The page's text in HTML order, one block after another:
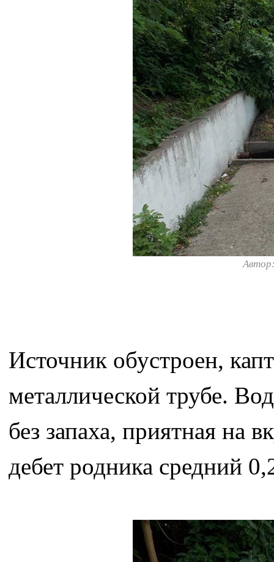
Источник обустроен,
металлической трубе.
без запаха, приятная на
дебет родника средний